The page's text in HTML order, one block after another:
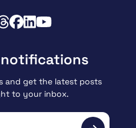
and get the latest posts
to your inbox.